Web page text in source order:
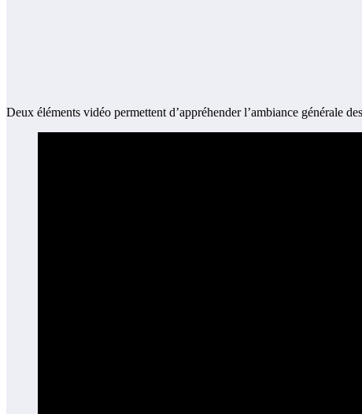
Deux éléments vidéo permettent d’appréhender l’ambiance générale